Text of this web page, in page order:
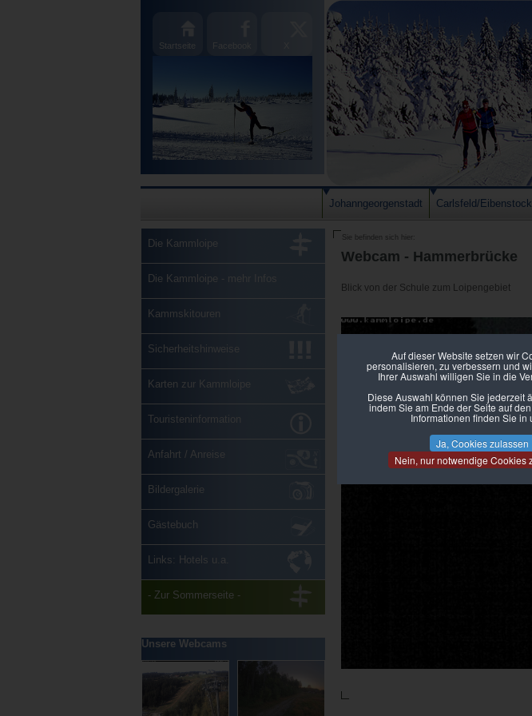
Auf dieser Website setzen wir
personalisieren, zu verbessern und
Ihrer Auswahl willigen Sie in die
Diese Auswahl können Sie jederzeit
indem Sie am Ende der Seite auf
Informationen finden Sie in
Ja, Cookies zulassen
Nein, nur notwendige Cookies
Startseite Facebook
Johanngeorgenstadt Carlsfeld/Eibenstock
Die Kammloipe
Die Kammloipe - mehr Infos
Kammskitouren
Sicherheitshinweise
Karten zur Kammloipe
Touristeninformation
Anfahrt / Anreise
Bildergalerie
Gästebuch
Links: Hotels u.a.
- Zur Sommerseite -
Unsere Webcams
Sie befinden sich hier:
Webcam - Hammerbrücke
Blick von der Schule zum Loipengebiet